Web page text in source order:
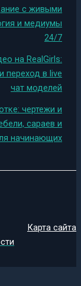
с живыми
и медиумы
24/7
на RealGirls:
переход в live
чат моделей
чертежи и
сараев и
начинающих
Карта сайта